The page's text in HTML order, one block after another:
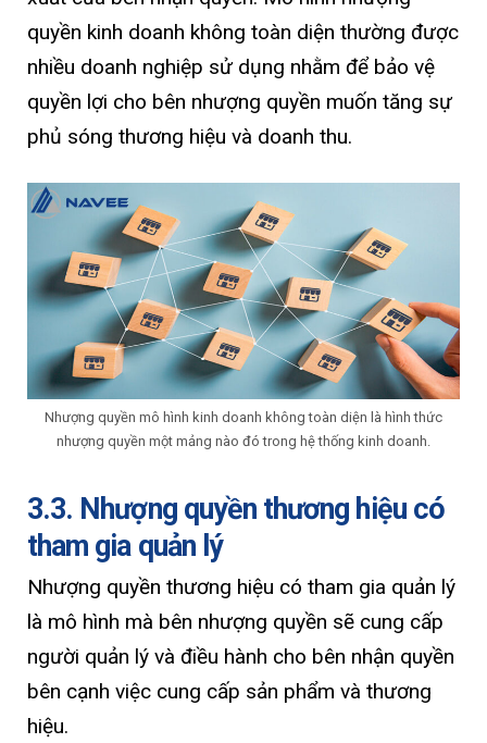
quyền kinh doanh không toàn diện thường được
nhiều doanh nghiệp sử dụng nhằm để bảo vệ
quyền lợi cho bên nhượng quyền muốn tăng sự
phủ sóng thương hiệu và doanh thu.
Nhượng quyền mô hình kinh doanh không toàn diện là hình thức
nhượng quyền một mảng nào đó trong hệ thống kinh doanh.
3.3. Nhượng quyền thương hiệu có
tham gia quản lý
Nhượng quyền thương hiệu có tham gia quản lý
là mô hình mà bên nhượng quyền sẽ cung cấp
người quản lý và điều hành cho bên nhận quyền
bên cạnh việc cung cấp sản phẩm và thương
hiệu.